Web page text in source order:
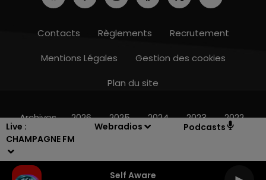
Live :
CHAMPAGNE FM
Webradios Podcasts
Self Aware
Contacts Règlements
Recrutement
Mentions Légales
Gestion des cookies
Plan du site
Archives 2026 2025 2024 2023 2022